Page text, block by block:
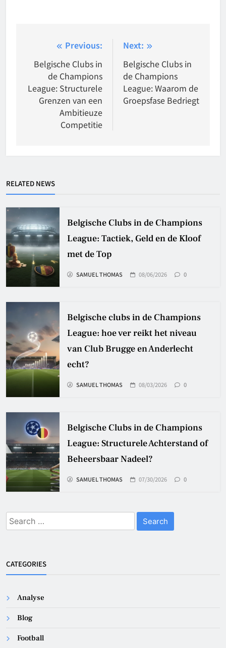
navigation
Previous:
Belgische Clubs in
de Champions
League: Structurele
Grenzen van een
Ambitieuze
Competitie
Next:
Belgische Clubs in
de Champions
League: Waarom de
Groepsfase Bedriegt
RELATED NEWS
Belgische Clubs in de Champions
League: Tactiek, Geld en de Kloof
met de Top
SAMUEL THOMAS 08/06/2026 0
Belgische clubs in de Champions
League: hoe ver reikt het niveau
van Club Brugge en Anderlecht
echt?
SAMUEL THOMAS 08/03/2026 0
Belgische Clubs in de Champions
League: Structurele Achterstand of
Beheersbaar Nadeel?
SAMUEL THOMAS 07/30/2026 0
Search
for:
CATEGORIES
Analyse
Blog
Football